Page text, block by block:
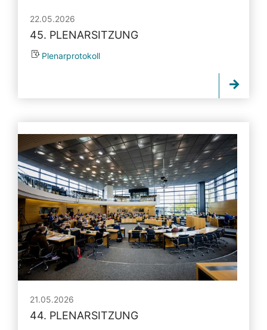
22.05.2026
45. PLENARSITZUNG
Plenarprotokoll
21.05.2026
44. PLENARSITZUNG